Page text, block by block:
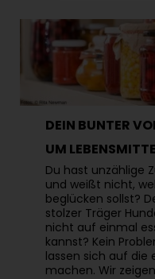
DEIN BUNTER
UM
Du hast unzählige
und weißt nicht,
beglücken sollst?
stolzer Träger
nicht auf einmal
kannst? Kein
lassen sich auf die
machen. Wir